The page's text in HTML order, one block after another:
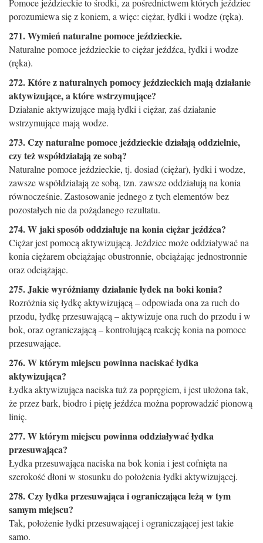
porozumiewa się z koniem, a więc: ciężar, łydki i wodze (ręka).
271. Wymień naturalne pomoce jeździeckie.
Naturalne pomoce jeździeckie to ciężar jeźdźca, łydki i wodze
(ręka).
272. Które z naturalnych pomocy jeździeckich mają działanie
aktywizujące, a które wstrzymujące?
Działanie aktywizujące mają łydki i ciężar, zaś działanie
wstrzymujące mają wodze.
273. Czy naturalne pomoce jeździeckie działają oddzielnie,
czy też współdziałają ze sobą?
Naturalne pomoce jeździeckie, tj. dosiad (ciężar), łydki i wodze,
zawsze współdziałają ze sobą, tzn. zawsze oddziałują na konia
równocześnie. Zastosowanie jednego z tych elementów bez
pozostałych nie da pożądanego rezultatu.
274. W jaki sposób oddziałuje na konia ciężar jeźdźca?
Ciężar jest pomocą aktywizującą. Jeździec może oddziaływać na
konia ciężarem obciążając obustronnie, obciążając jednostronnie
oraz odciążając.
275. Jakie wyróżniamy działanie łydek na boki konia?
Rozróżnia się łydkę aktywizującą – odpowiada ona za ruch do
przodu, łydkę przesuwającą – aktywizuje ona ruch do przodu i w
bok, oraz ograniczającą – kontrolującą reakcję konia na pomoce
przesuwające.
276. W którym miejscu powinna naciskać łydka
aktywizująca?
Łydka aktywizująca naciska tuż za popręgiem, i jest ułożona tak,
że przez bark, biodro i piętę jeźdźca można poprowadzić pionową
linię.
277. W którym miejscu powinna oddziaływać łydka
przesuwająca?
Łydka przesuwająca naciska na bok konia i jest cofnięta na
szerokość dłoni w stosunku do położenia łydki aktywizującej.
278. Czy łydka przesuwająca i ograniczająca leżą w tym
samym miejscu?
Tak, położenie łydki przesuwającej i ograniczającej jest takie
samo.